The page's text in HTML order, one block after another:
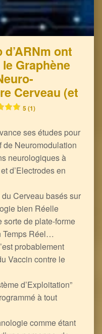
ont
Graphène
Cerveau (et
5 (1)
ses études pour
de Neuromodulation
neurologiques à
d’Electrodes en
Cerveau basés sur
bien Réelle
sorte de plate-forme
Temps Réel…
probablement
Vaccin contre le
d’Exploitation”
à tout
comme étant